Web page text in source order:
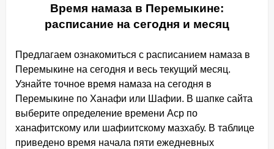
Время намаза в Перемыкине:
расписание на сегодня и месяц
Предлагаем ознакомиться с расписанием намаза в
Перемыкине на сегодня и весь текущий месяц.
Узнайте точное время намаза на сегодня в
Перемыкине по Ханафи или Шафии. В шапке сайта
выберите определение времени Аср по
ханафитскому или шафиитскому мазхабу. В таблице
приведено время начала пяти ежедневных